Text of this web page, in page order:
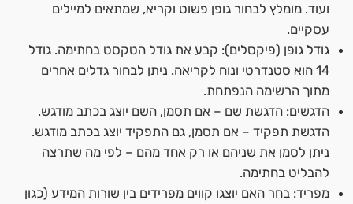
ועוד. מומלץ לבחור גופן פשוט וקריא, שמתאים למיילים
עסקיים.
גודל גופן (פיקסלים): קבע את גודל הטקסט בחתימה. גודל
14 הוא סטנדרטי ונוח לקריאה. ניתן לבחור גדלים אחרים
מתוך הרשימה הנפתחת.
הדגשים: הדגשת שם – אם תסמן, השם יוצג בכתב מודגש.
הדגשת תפקיד – אם תסמן, גם התפקיד יוצג בכתב מודגש.
ניתן לסמן את שניהם או רק אחד מהם – לפי מה שתרצה
להבליט בחתימה.
מפריד: בחר האם יוצגו קווים מפרידים בין שורות המידע (כגון